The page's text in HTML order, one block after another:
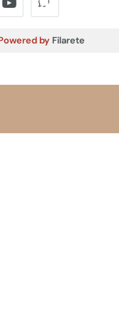
by Filarete